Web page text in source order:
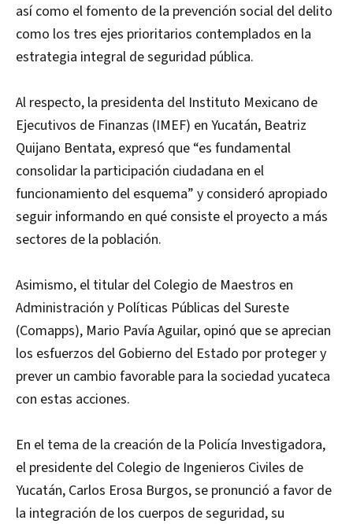
así como el fomento de la prevención social del delito
como los tres ejes prioritarios contemplados en la
estrategia integral de seguridad pública.
Al respecto, la presidenta del Instituto Mexicano de
Ejecutivos de Finanzas (IMEF) en Yucatán, Beatriz
Quijano Bentata, expresó que “es fundamental
consolidar la participación ciudadana en el
funcionamiento del esquema” y consideró apropiado
seguir informando en qué consiste el proyecto a más
sectores de la población.
Asimismo, el titular del Colegio de Maestros en
Administración y Políticas Públicas del Sureste
(Comapps), Mario Pavía Aguilar, opinó que se aprecian
los esfuerzos del Gobierno del Estado por proteger y
prever un cambio favorable para la sociedad yucateca
con estas acciones.
En el tema de la creación de la Policía Investigadora,
el presidente del Colegio de Ingenieros Civiles de
Yucatán, Carlos Erosa Burgos, se pronunció a favor de
la integración de los cuerpos de seguridad, su